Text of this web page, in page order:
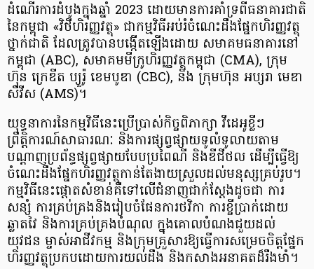
​ដំណើរការដំបូង​ក្នុង​ឆ្នាំ 2023 ដោយមាន​ការ​គាំទ្រ​​ពី​ធនាគារ​ជាតិ​
នៃ​កម្ពុជា «វិថីហិរញ្ញវត្ថុ» ​ជាកម្មវិធី​អប់រំ​ចំណេះដឹងផ្នែក​ហិរញ្ញវត្ថុ
ថ្នាក់ជាតិ ដែល​ត្រូវ​បាន​បង្កើតឡើង​ដោយ សមាគម​ធនាគារ​នៅ​
កម្ពុជា (ABC), សមាគម​មីក្រូហិរញ្ញវត្ថុ​កម្ពុជា (CMA), ក្រុម
ហ៊ុន​ ក្រេឌីត ប្យួរ៉ូ ខេមបូឌា (CBC), និង ក្រុមហ៊ុន​ អប្សរា មេឌា
សឺវីស (AMS)។
យុទ្ធនាការនៃកម្មវិធី​នេះ​ប្រើប្រាស់​កិច្ច​ពិភាក្សា វីដេអូ​ខ្លីៗ
ព្រឹត្តិការណ៍​សាធារណៈ និង​ការ​ផ្សព្វផ្សាយ​ទូលំទូលាយ​តាម​
បណ្ដាញ​ប្រព័ន្ធ​ផ្សព្វផ្សាយ​បែប​ប្រពៃណី និង​ឌីជីថល ដើម្បី​ធ្វើឱ្យ​
ចំណេះដឹង​ផ្នែក​ហិរញ្ញវត្ថុ​កាន់តែ​ងាយស្រួល​ដល់​មនុស្ស​គ្រប់រូប។
កម្មវិធីនេះ​ផ្តោត​សំខាន់​គឺ​ទៅលើជំនាញ​ជាក់ស្តែងដូចជា ការ​
សន្សំ ការគ្រប់គ្រងនិង​រៀបចំ​ផែនការថវិកា ការ​ខ្ចីប្រាក់​ដោយ
ឆ្លាតវៃ និង​ការ​គ្រប់គ្រង​បំណុល ក្នុងគោលបំណងជួយ​ដល់​
យុវជន ម្ចាស់​អាជីវកម្ម និង​ក្រុមគ្រួសារ​ឱ្យ​ធ្វើការ​សម្រេចចិត្ត​ផ្នែក​
ហិរញ្ញវត្ថុ​ប្រកបដោយ​ការ​យល់ដឹង និង​កសាង​អនាគត​ដ៏​រឹងមាំ។